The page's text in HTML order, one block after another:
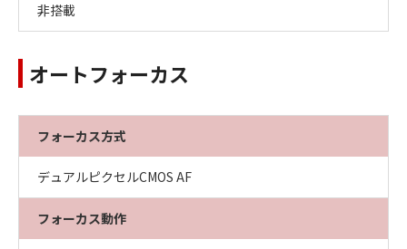
非搭載
オートフォーカス
フォーカス方式
デュアルピクセルCMOS AF
フォーカス動作